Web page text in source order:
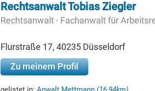
Rechtsanwalt Tobias Ziegler
Rechtsanwalt · Fachanwalt für
Flurstraße 17, 40235 Düsseldorf
Zu meinem Profil